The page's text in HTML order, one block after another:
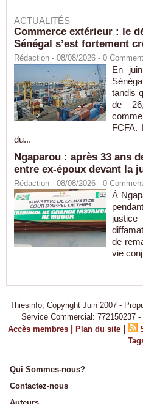
ACTUALITÉS
Commerce extérieur : le
Sénégal s’est fortement
Rédaction - 08/08/2026 - 0
En
tandis
de
FCFA.
du...
Ngaparou : après 33 ans
entre ex-époux devant la
Rédaction - 08/08/2026 - 0
À
justice
de
vie
Thiesinfo, Copyright Juin 2007 -
Service Commercial: 772150237
Accès membres | Plan du site |
Qui Sommes-nous?
Contactez-nous